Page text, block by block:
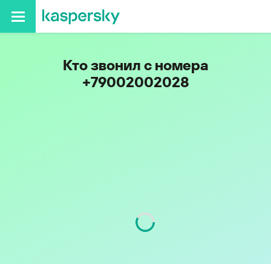
Кто звонил с номера
+79002002028